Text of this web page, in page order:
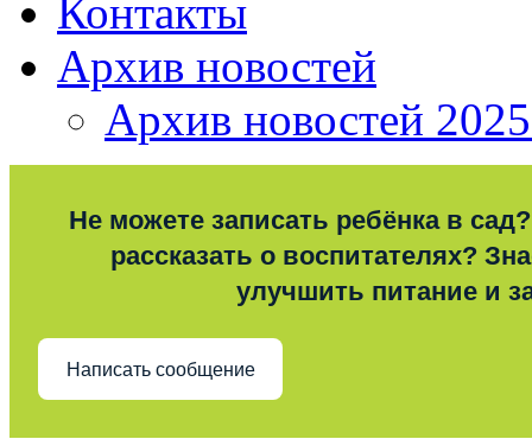
Контакты
Архив новостей
Архив новостей
Не можете записать ребёнка в
рассказать о воспитателях?
улучшить питание и
Написать сообщение